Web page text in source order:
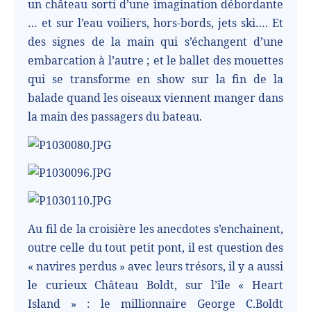
un château sorti d’une imagination débordante
… et sur l’eau voiliers, hors-bords, jets ski…. Et
des signes de la main qui s’échangent d’une
embarcation à l’autre ; et le ballet des mouettes
qui se transforme en show sur la fin de la
balade quand les oiseaux viennent manger dans
la main des passagers du bateau.
Au fil de la croisière les anecdotes s’enchainent,
outre celle du tout petit pont, il est question des
« navires perdus » avec leurs trésors, il y a aussi
le curieux Château Boldt, sur l’île « Heart
Island » : le millionnaire George C.Boldt